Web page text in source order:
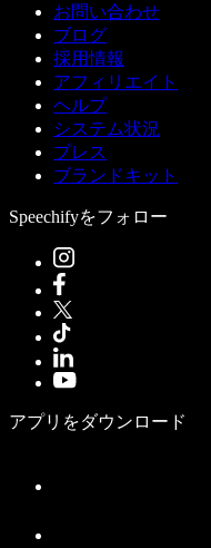
お問い合わせ
ブログ
採用情報
アフィリエイト
ヘルプ
システム状況
プレス
ブランドキット
Speechifyをフォロー
アプリをダウンロード